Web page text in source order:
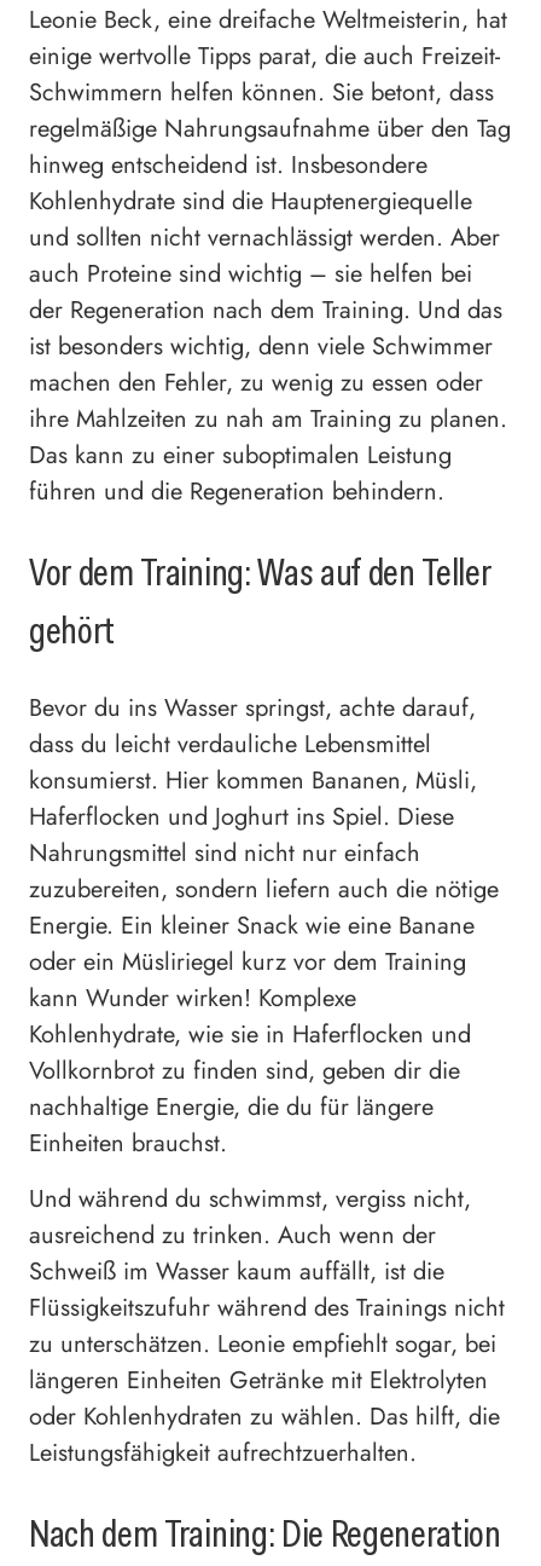
Leonie Beck, eine dreifache Weltmeisterin, hat
einige wertvolle Tipps parat, die auch Freizeit-
Schwimmern helfen können. Sie betont, dass
regelmäßige Nahrungsaufnahme über den Tag
hinweg entscheidend ist. Insbesondere
Kohlenhydrate sind die Hauptenergiequelle
und sollten nicht vernachlässigt werden. Aber
auch Proteine sind wichtig – sie helfen bei
der Regeneration nach dem Training. Und das
ist besonders wichtig, denn viele Schwimmer
machen den Fehler, zu wenig zu essen oder
ihre Mahlzeiten zu nah am Training zu planen.
Das kann zu einer suboptimalen Leistung
führen und die Regeneration behindern.
Vor dem Training: Was auf den Teller
gehört
Bevor du ins Wasser springst, achte darauf,
dass du leicht verdauliche Lebensmittel
konsumierst. Hier kommen Bananen, Müsli,
Haferflocken und Joghurt ins Spiel. Diese
Nahrungsmittel sind nicht nur einfach
zuzubereiten, sondern liefern auch die nötige
Energie. Ein kleiner Snack wie eine Banane
oder ein Müsliriegel kurz vor dem Training
kann Wunder wirken! Komplexe
Kohlenhydrate, wie sie in Haferflocken und
Vollkornbrot zu finden sind, geben dir die
nachhaltige Energie, die du für längere
Einheiten brauchst.
Und während du schwimmst, vergiss nicht,
ausreichend zu trinken. Auch wenn der
Schweiß im Wasser kaum auffällt, ist die
Flüssigkeitszufuhr während des Trainings nicht
zu unterschätzen. Leonie empfiehlt sogar, bei
längeren Einheiten Getränke mit Elektrolyten
oder Kohlenhydraten zu wählen. Das hilft, die
Leistungsfähigkeit aufrechtzuerhalten.
Nach dem Training: Die Regeneration